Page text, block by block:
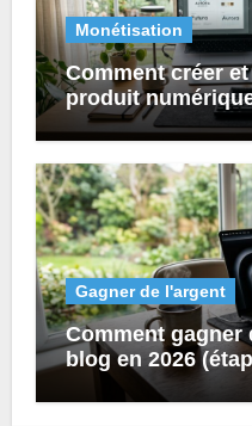
Monétisation
Comment créer
produit
Gagner de l'argent
Comment gagner
blog en 2026